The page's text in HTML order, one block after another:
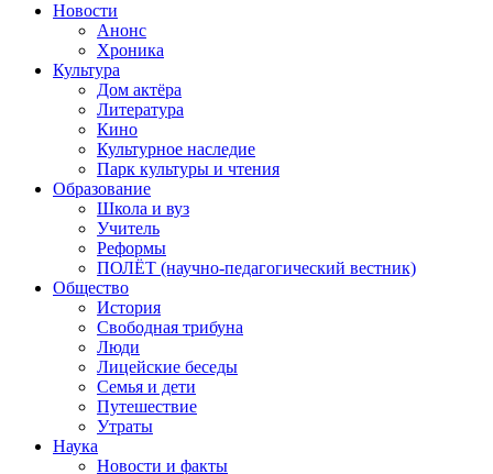
Новости
Анонс
Хроника
Культура
Дом актёра
Литература
Кино
Культурное наследие
Парк культуры и чтения
Образование
Школа и вуз
Учитель
Реформы
ПОЛЁТ (научно-педагогический вестник)
Общество
История
Свободная трибуна
Люди
Лицейские беседы
Семья и дети
Путешествие
Утраты
Наука
Новости и факты